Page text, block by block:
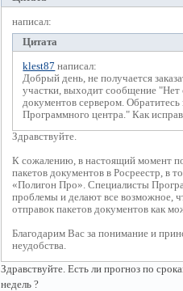
написал:
Цитата
klest87 написал:
Добрый день, не получается
участки, выходит сообщение "Нет
документов сервером.
Программного центра." Как
Здравствуйте.
К сожалению, в настоящий момент
пакетов документов в Росреестр, в
«Полигон Про». Специалисты
проблемы и делают все возможное,
отправок пакетов документов как
Благодарим Вас за понимание и
неудобства.
Здравствуйте. Есть ли прогноз по
недель ?